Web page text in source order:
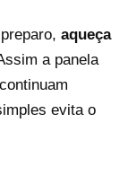
aqueça
a panela
evita o